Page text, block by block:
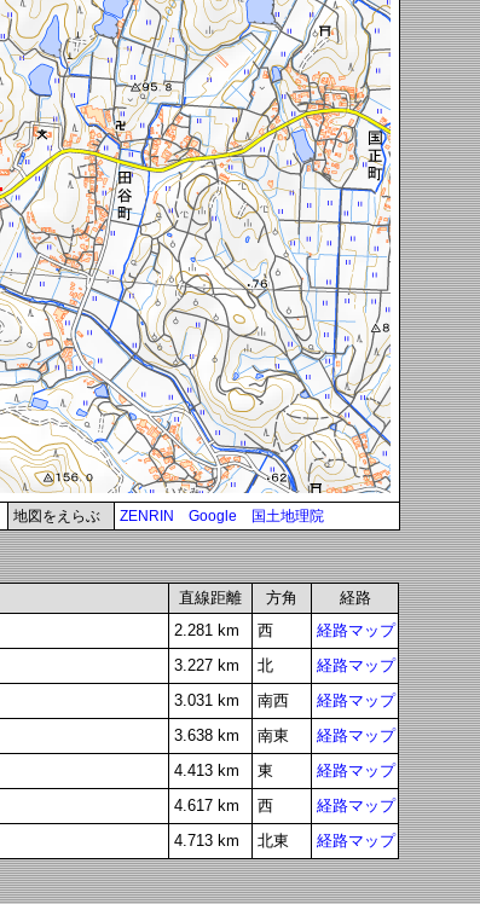
地図をえらぶ ZENRIN Google 国土地理院
直線距離 方角
経路
2.281 km 西
経路マップ
3.227 km 北
経路マップ
3.031 km 南西
経路マップ
3.638 km 南東
経路マップ
4.413 km 東
経路マップ
4.617 km 西
経路マップ
4.713 km 北東 経路マップ